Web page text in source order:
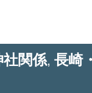
社関係, 長崎